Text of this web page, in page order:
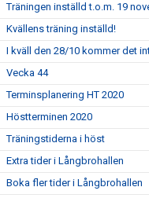
Träningen inställd t.o.m. 19
Kvällens träning inställd!
I kväll den 28/10 kommer det
Vecka 44
Terminsplanering HT 2020
Höstterminen 2020
Träningstiderna i höst
Extra tider i Långbrohallen
Boka fler tider i Långbrohallen